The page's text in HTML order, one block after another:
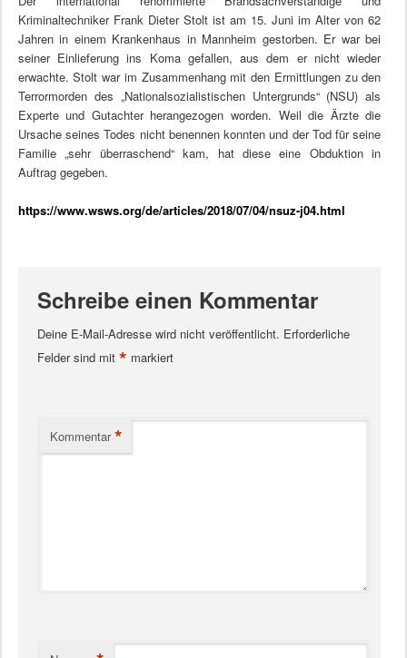
Kriminaltechniker Frank Dieter Stolt ist am 15. Juni im Alter von 62
Jahren in einem Krankenhaus in Mannheim gestorben. Er war bei
seiner Einlieferung ins Koma gefallen, aus dem er nicht wieder
erwachte. Stolt war im Zusammenhang mit den Ermittlungen zu den
Terrormorden des „Nationalsozialistischen Untergrunds“ (NSU) als
Experte und Gutachter herangezogen worden. Weil die Ärzte die
Ursache seines Todes nicht benennen konnten und der Tod für seine
Familie „sehr überraschend“ kam, hat diese eine Obduktion in
Auftrag gegeben.
https://www.wsws.org/de/articles/2018/07/04/nsuz-j04.html
Schreibe einen Kommentar
Deine E-Mail-Adresse wird nicht veröffentlicht. Erforderliche
Felder sind mit * markiert
Kommentar *